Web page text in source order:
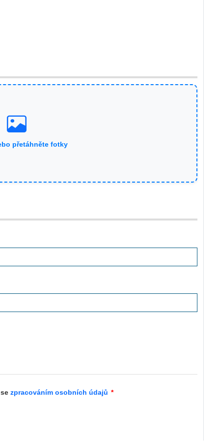
přetáhněte fotky
zpracováním osobních údajů *